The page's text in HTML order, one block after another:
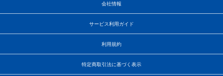
会社情報
サービス利用ガイド
利用規約
特定商取引法に基づく表示